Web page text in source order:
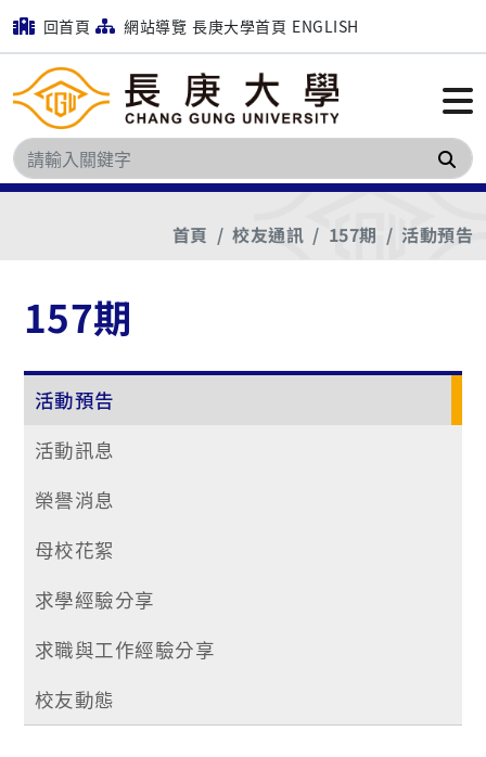
回首頁 網站導覽 長庚大學首頁 ENGLISH
搜
首頁 校友通訊 157期 活動預告
157期
活動預告
活動訊息
榮譽消息
母校花絮
求學經驗分享
求職與工作經驗分享
校友動態